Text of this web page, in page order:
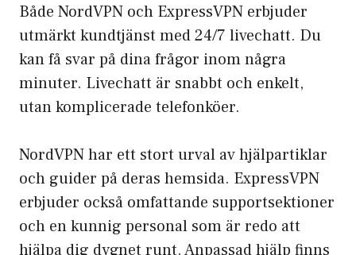
Både NordVPN och ExpressVPN erbjuder
utmärkt kundtjänst med 24/7 livechatt. Du
kan få svar på dina frågor inom några
minuter. Livechatt är snabbt och enkelt,
utan komplicerade telefonköer.
NordVPN har ett stort urval av hjälpartiklar
och guider på deras hemsida. ExpressVPN
erbjuder också omfattande supportsektioner
och en kunnig personal som är redo att
hjälpa dig dygnet runt. Anpassad hjälp finns